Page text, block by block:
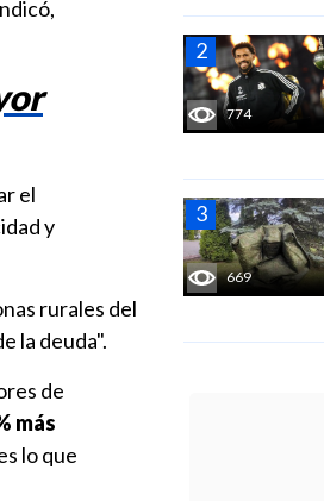
774
669
el
y
rurales del
la deuda".
de
más
lo que